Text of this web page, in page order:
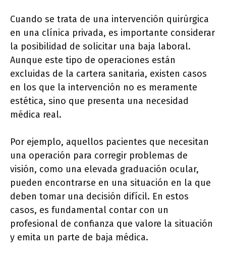
Cuando se trata de una intervención quirúrgica
en una clínica privada, es importante considerar
la posibilidad de solicitar una baja laboral.
Aunque este tipo de operaciones están
excluidas de la cartera sanitaria, existen casos
en los que la intervención no es meramente
estética, sino que presenta una necesidad
médica real.
Por ejemplo, aquellos pacientes que necesitan
una operación para corregir problemas de
visión, como una elevada graduación ocular,
pueden encontrarse en una situación en la que
deben tomar una decisión difícil. En estos
casos, es fundamental contar con un
profesional de confianza que valore la situación
y emita un parte de baja médica.